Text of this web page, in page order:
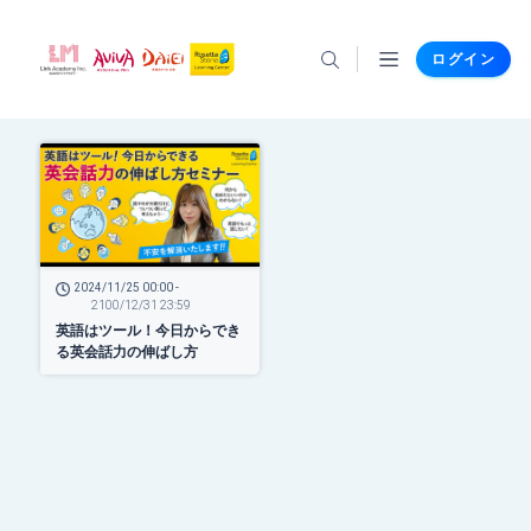
ログイン
2024/11/25 00:00 -
2100/12/31 23:59
英語はツール！今日からでき
る英会話力の伸ばし方